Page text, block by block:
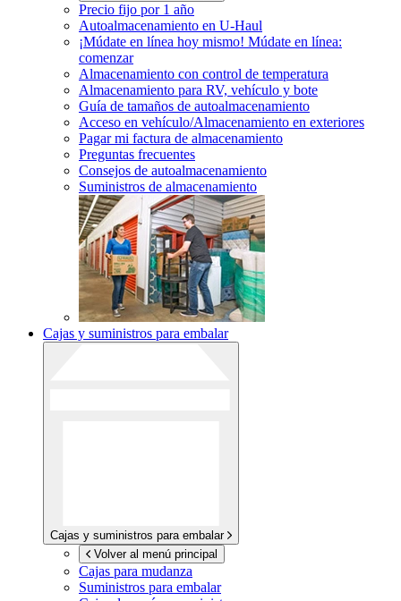
Precio fijo por 1 año
Autoalmacenamiento en U-Haul
¡Múdate en línea hoy mismo! Múdate en línea:
comenzar
Almacenamiento con control de temperatura
Almacenamiento para RV, vehículo y bote
Guía de tamaños de autoalmacenamiento
Acceso en vehículo/Almacenamiento en exteriores
Pagar mi factura de almacenamiento
Preguntas frecuentes
Consejos de autoalmacenamiento
Suministros de almacenamiento
Cajas y suministros para embalar
Cajas y suministros para embalar
Volver al menú principal
Cajas para mudanza
Suministros para embalar